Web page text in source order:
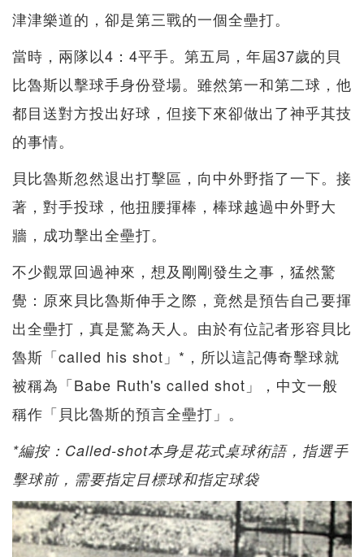
津津樂道的，卻是第三戰的一個全壘打。
當時，兩隊以4：4平手。第五局，年屆37歲的貝
比魯斯以擊球手身份登場。雖然第一和第二球，他
都目送對方投出好球，但接下來卻做出了神乎其技
的事情。
貝比魯斯忽然退出打擊區，向中外野指了一下。接
著，對手投球，他扭腰揮棒，棒球越過中外野大
牆，成功擊出全壘打。
不少觀眾回過神來，想及剛剛發生之事，猛然驚
覺：原來貝比魯斯伸手之際，竟然是預告自己要揮
出全壘打，真是驚為天人。由於有位記者形容貝比
魯斯「called his shot」*，所以這記傳奇擊球就
被稱為「Babe Ruth's called shot」，中文一般
稱作「貝比魯斯的預言全壘打」。
*編按：Called-shot本身是花式桌球術語，指選手
擊球前，需要指定目標球和指定球袋